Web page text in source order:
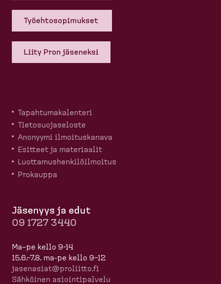
Työehto­so­pi­mukset
Liity Pron jäseneksi
Tapahtu­ma­ka­lenteri
Tietosuo­ja­seloste
Anonyymi ilmoitus­kanava
Esitteet ja materiaalit
Luotta­mus­hen­ki­löil­moitus
Prokauppa
Jäsenyys ja edut
09 1727 3440
Ma–pe kello 9-14
15.6.–7.8. ma-pe kello 9–12
jasenasiat@proliitto.fi
Sähköinen asioin­ti­palvelu